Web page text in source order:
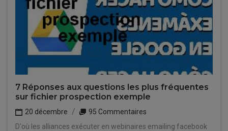
7 Réponses aux questions les plus fréquentes
sur fichier prospection exemple
20 décembre
95 Commentaires
D'où les alliances exécuter en webinaires emailing facebook